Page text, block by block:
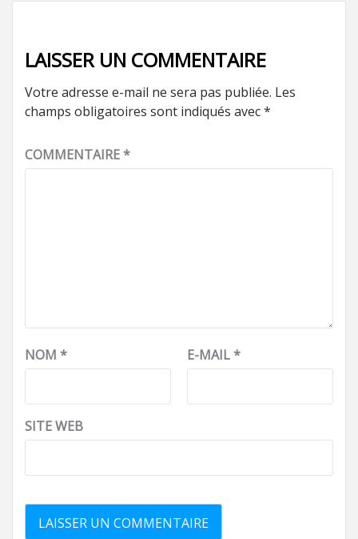
LAISSER UN COMMENTAIRE
Votre adresse e-mail ne sera pas publiée. Les
champs obligatoires sont indiqués avec*
COMMENTAIRE*
NOM * E-MAIL*
SITE WEB